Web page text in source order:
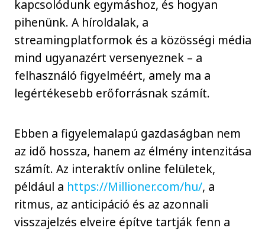
kapcsolódunk egymáshoz, és hogyan
pihenünk. A híroldalak, a
streamingplatformok és a közösségi média
mind ugyanazért versenyeznek – a
felhasználó figyelméért, amely ma a
legértékesebb erőforrásnak számít.
Ebben a figyelemalapú gazdaságban nem
az idő hossza, hanem az élmény intenzitása
számít. Az interaktív online felületek,
például a https://Millioner.com/hu/, a
ritmus, az anticipáció és az azonnali
visszajelzés elveire építve tartják fenn a